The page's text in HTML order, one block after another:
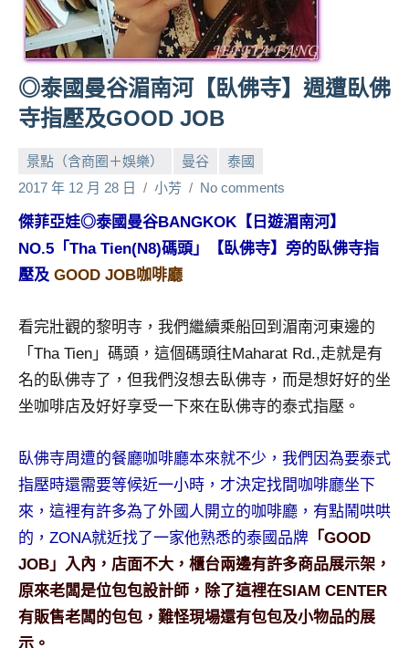
節
目
來
賓、
News
金
號
節
班
底、
外
目
主
持、
吳
泰
國
旅
遊
書
者、
各
發
◎泰國曼谷湄南河【臥佛寺】週遭臥佛
寺指壓及GOOD JOB
景點（含商圈＋娛樂） 曼谷
泰國
2017 年 12 月 28 日
小芳 No comments
傑菲亞娃◎泰國曼谷BANGKOK【日遊湄南河】
NO.5「Tha Tien(N8)碼頭」【臥佛寺】旁的臥佛寺指
壓及 GOOD JOB咖啡廳
看完壯觀的黎明寺，我們繼續乘船回到湄南河東邊的
「Tha Tien」碼頭，這個碼頭往Maharat Rd.,走就是有
名的臥佛寺了，但我們沒想去臥佛寺，而是想好好的坐
坐咖啡店及好好享受一下來在臥佛寺的泰式指壓。
臥佛寺周遭的餐廳咖啡廳本來就不少，我們因為要泰式
指壓時還需要等候近一小時，才決定找間咖啡廳坐下
來，這裡有許多為了外國人開立的咖啡廳，有點鬧哄哄
的，ZONA就近找了一家他熟悉的泰國品牌 「GOOD
JOB」入內，店面不大，櫃台兩邊有許多商品展示架，
原來老闆是位包包設計師，除了這裡在SIAM CENTER
有販售老闆的包包，難怪現場還有包包及小物品的展
示。